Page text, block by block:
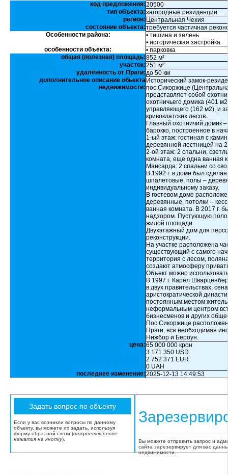
код предложения:20500
тип объекта:загородные резиденции
регион: Центральная Чехия
состояние объекта:требуется частичная
Особенности района:
• тишина и зелень
• историческая застройка
особенности объекта:
• парковка
общая (полезная) площадь:852 м²
участок:251 м²
удалённость от Праги:до 50 км
дополнительное описание обьекта
недвижимости:
Исторический замок-
пос.Сикоржице
представляет собой
охотничьего домика (401
управляющего (162 м2), и
кривоклатских лесов.
Главный охотничий домик
барокко, построенное в
1-ый этаж: гостиная с
деревянной лестницей на
2-ой этаж: 2 спальни,
комната, еще одна ванная
Мансарда: 2 спальни со
В 1992 г. в доме был
шпалетовые, полы –
индивидуальному заказу.
В гостевом доме
деревянные, потолки –
ванная комната. В 2017 г.
надзором. Пустующую
жилой площади.
Двухэтажный дом для
реконструкции.
На участке расположена
существующий с самого
территория с лесом,
создают атмосферу
Объект можно
В 1997 г. Карел
в двух правительствах,
аристократической
постоянным местом
неформальным центром
бизнесменов и других
Пос.Сикоржице
Праги, вся необходимая
Нижбор и Бероун.
цена:65 000 000 крон
3 171 350 USD
2 752 371 EUR
0 UAH
последнее изменение:2025-12-13 14:49:53
Если у вас возникли вопросы по данному
объекту, вы можете их задать, используя
форму обратной связи (откроется после
нажатия на кнопку).
Вы можете отправить запрос и
сайта зарезервирует для вас
недвижимости.